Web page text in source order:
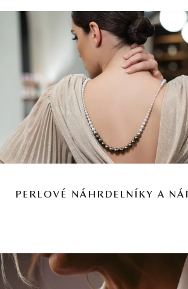
PERLOVÉ NÁHRDELNÍKY A